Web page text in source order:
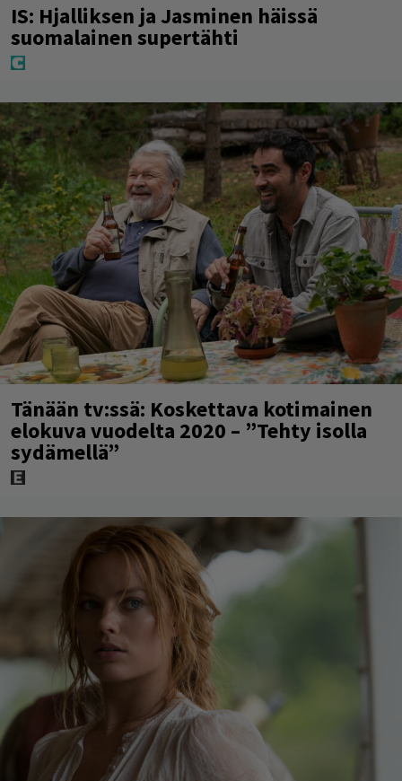
IS: Hjalliksen ja Jasminen häissä
suomalainen supertähti
Tänään tv:ssä: Koskettava kotimainen
elokuva vuodelta 2020 – ”Tehty isolla
sydämellä”